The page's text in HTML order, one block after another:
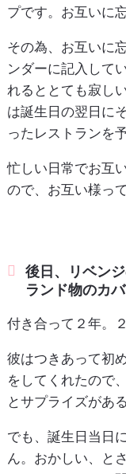
プです。お互いに
その為、お互いに
ンダーに記入して
れるととても寂し
は誕生日の翌日に
ったレストランを
忙しい日常でお互
ので、お互い様っ
後日、リベン
ランド物のカ
付き合って２年。
彼はつきあって初
をしてくれたので
とサプライズがあ
でも、誕生日当日
ん。おかしい、と